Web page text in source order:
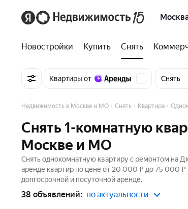
Новостройки Купить Снять
Квартиры от Снять
Недвижимость в Москве и МО Снять Квартира
Снять 1-комнатную
Москве и МО
Снять однокомнатную квартиру с ремонтом на
аренде квартир по цене от 20 000 ₽ до 75 000
долгосрочной и посуточной аренде.
38 объявлений: по актуальности